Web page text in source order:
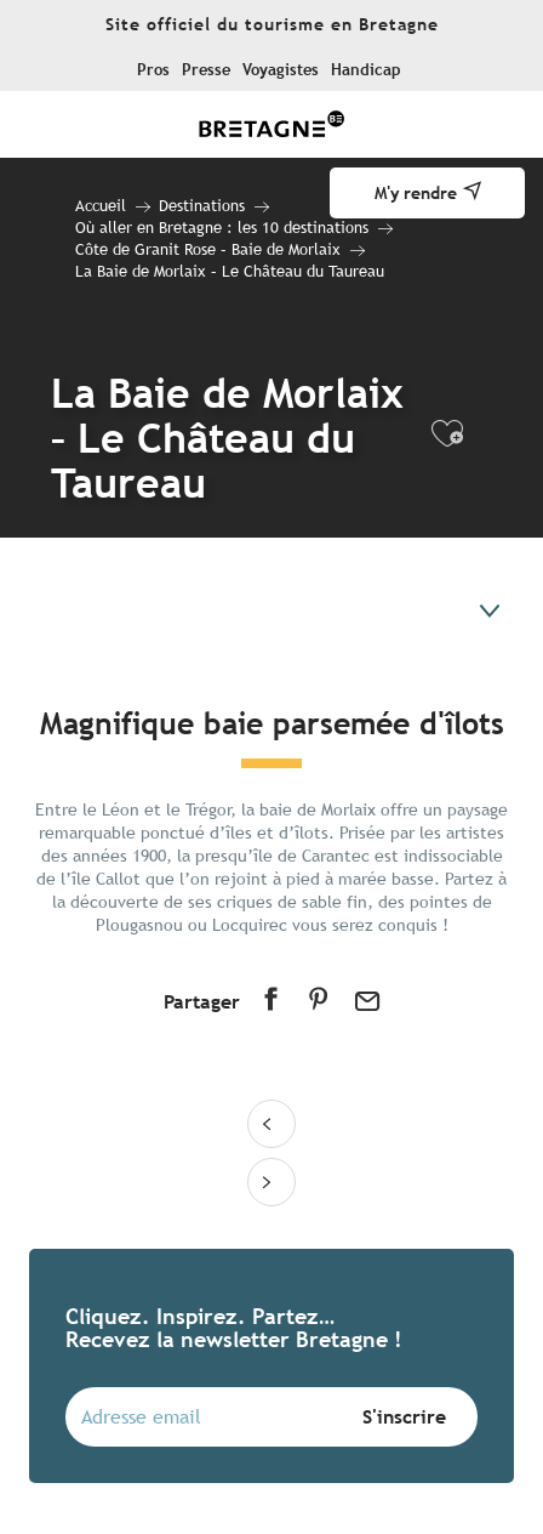
Site officiel du tourisme en Bretagne
Pros Presse Voyagistes Handicap
M'y rendre
Accueil
Destinations
Où aller en Bretagne : les 10 destinations
Côte de Granit Rose – Baie de Morlaix
La Baie de Morlaix – Le Château du Taureau
La Baie de Morlaix
– Le Château du
Taureau
Préparer votre séjour
Aux alentours
Magnifique baie parsemée d'îlots
Entre le Léon et le Trégor, la baie de Morlaix offre un paysage
remarquable ponctué d’îles et d’îlots. Prisée par les artistes
des années 1900, la presqu’île de Carantec est indissociable
de l’île Callot que l’on rejoint à pied à marée basse. Partez à
la découverte de ses criques de sable fin, des pointes de
Plougasnou ou Locquirec vous serez conquis !
Partager
Cliquez. Inspirez. Partez…
Recevez la newsletter Bretagne !